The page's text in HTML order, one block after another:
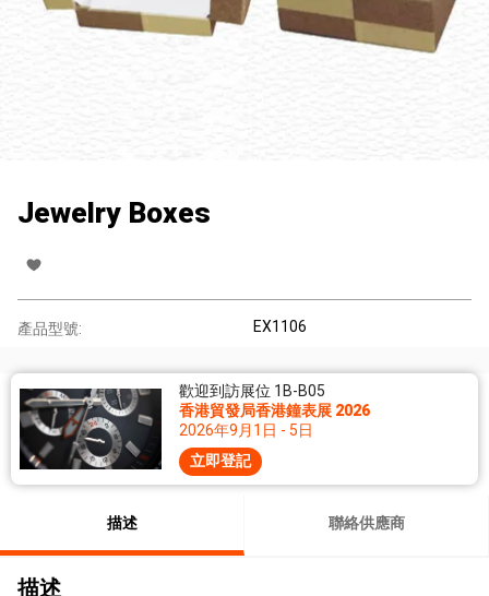
Jewelry Boxes
產品型號: EX1106
歡迎到訪展位 1B-B05
香港貿發局香港鐘表展 2026
2026年9月1日 - 5日
立即登記
描述 聯絡供應商
描述